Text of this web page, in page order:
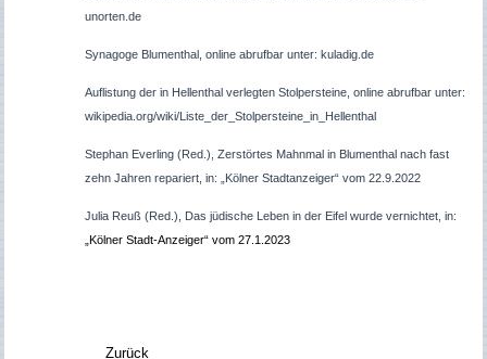
unorten.de
Synagoge Blumenthal, online abrufbar unter: kuladig.de
Auflistung der in Hellenthal verlegten Stolpersteine, online abrufbar unter:
wikipedia.org/wiki/Liste_der_Stolpersteine_in_Hellenthal
Stephan Everling (Red.), Zerstörtes Mahnmal in Blumenthal nach fast
zehn Jahren repariert, in: „Kölner Stadtanzeiger“ vom 22.9.2022
Julia Reuß (Red.), Das jüdische Leben in der Eifel wurde vernichtet, in:
„Kölner Stadt-Anzeiger“ vom 27.1.2023
Zurück